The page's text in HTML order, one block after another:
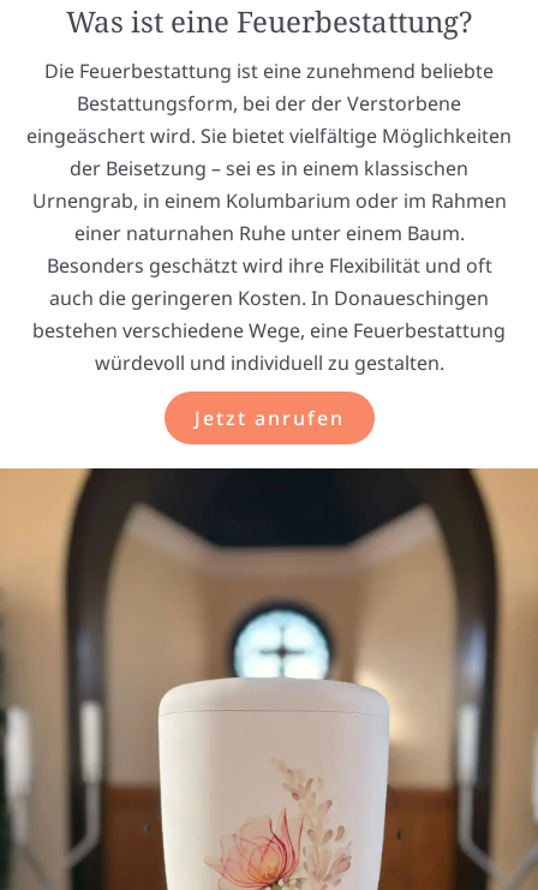
Was ist eine Feuerbestattung?
Die Feuerbestattung ist eine zunehmend beliebte
Bestattungsform, bei der der Verstorbene
eingeäschert wird. Sie bietet vielfältige Möglichkeiten
der Beisetzung – sei es in einem klassischen
Urnengrab, in einem Kolumbarium oder im Rahmen
einer naturnahen Ruhe unter einem Baum.
Besonders geschätzt wird ihre Flexibilität und oft
auch die geringeren Kosten. In Donaueschingen
bestehen verschiedene Wege, eine Feuerbestattung
würdevoll und individuell zu gestalten.
Jetzt anrufen